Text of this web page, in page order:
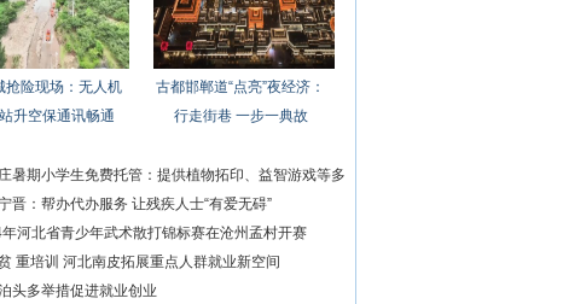
抢险现场：无人机
升空保通讯畅通
古都邯郸道“点亮”夜经济：
行走街巷 一步一典故
暑期小学生免费托管：提供植物拓印、益智游戏等多
晋：帮办代办服务 让残疾人士“有爱无碍”
河北省青少年武术散打锦标赛在沧州孟村开赛
重培训 河北南皮拓展重点人群就业新空间
头多举措促进就业创业